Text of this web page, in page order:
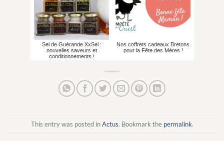
Sel de Guérande XxSel :
nouvelles saveurs et
conditionnements !
Nos coffrets cadeaux Bretons
pour la Fête des Mères !
This entry was posted inActus. Bookmark the permalink.